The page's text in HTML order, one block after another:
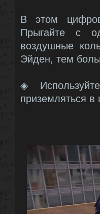
В этом
Прыгайте с
воздушные
Эйден, тем
◈
приземляться в